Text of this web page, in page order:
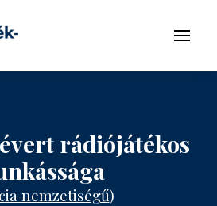
Menü
rádiójátékos
nemzetiségű)